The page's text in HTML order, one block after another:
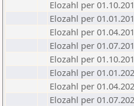
Elozahl per
Elozahl per
Elozahl per
Elozahl per
Elozahl per
Elozahl per
Elozahl per
Elozahl per